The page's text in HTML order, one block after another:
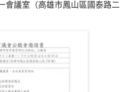
會議室（高雄市鳳山區國泰路二